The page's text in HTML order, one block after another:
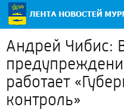
Андрей Чибис:
работает
контроль»